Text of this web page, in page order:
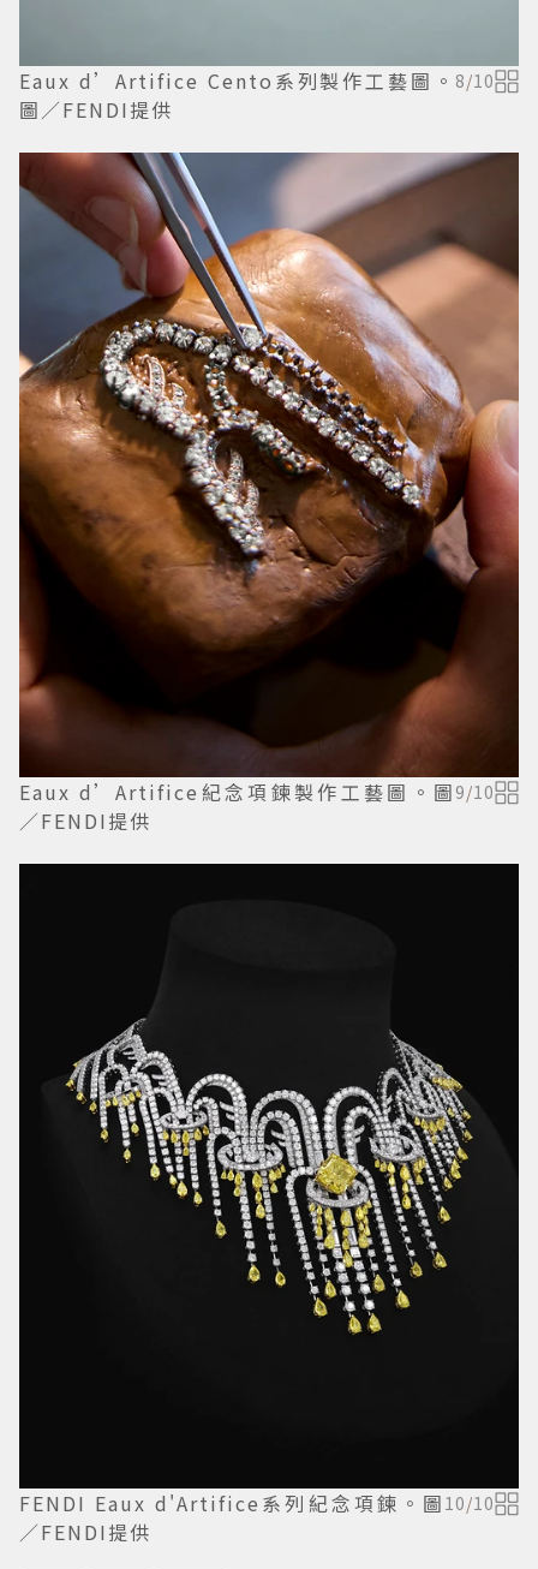
Eaux d’Artifice Cento系列製作工藝圖。
圖／FENDI提供
8/10
Eaux d’Artifice紀念項鍊製作工藝圖。圖
／FENDI提供
9/10
FENDI Eaux d'Artifice系列紀念項鍊。圖
／FENDI提供
10/10